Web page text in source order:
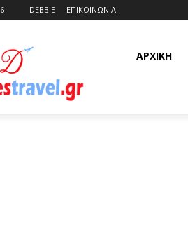
DEBBIE ΕΠΙΚΟΙΝΩΝΙΑ
ΑΡΧΙΚΗ